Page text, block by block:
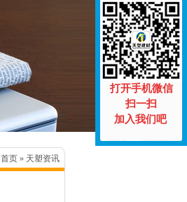
首页 » 天塑资讯
打开手机微信
扫一扫
加入我们吧